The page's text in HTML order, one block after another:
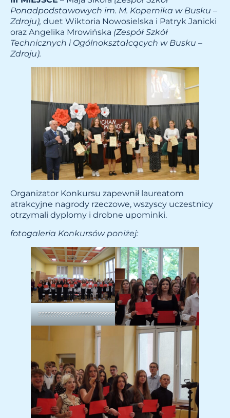
Ponadpodstawowych im. M. Kopernika w Busku –
Zdroju), duet Wiktoria Nowosielska i Patryk Janicki
oraz Angelika Mrowińska (Zespół Szkół
Technicznych i Ogólnokształcących w Busku –
Zdroju).
Organizator Konkursu zapewnił laureatom
atrakcyjne nagrody rzeczowe, wszyscy uczestnicy
otrzymali dyplomy i drobne upominki.
fotogaleria Konkursów poniżej:
????????????????????????????????????